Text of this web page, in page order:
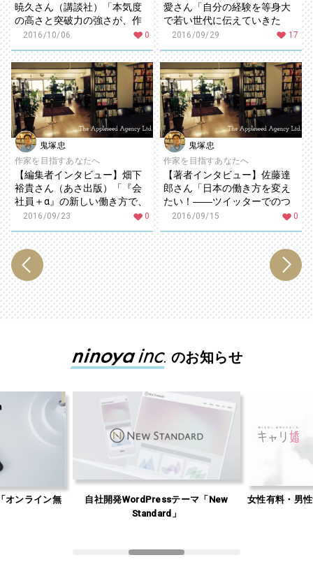
2016/10/06
暁久さん（講談社）「本気度
の高さと突破力の強さが、作
者の最大の魅力！」
0 2016/09/29
愛さん「自分の経験を等身大
で若い世代に伝えていきた
い」
17
鬼塚忠
2016/09/23
作家を目指すあなたへ
【編集者インタビュー】畑下
裕貴さん（あさ出版）「『会
社員＋α』の新しい働き方で、
やりがいや年収の悩みを解
決！」
0
鬼塚忠
2016/09/15
作家を目指すあなたへ
【著者インタビュー】佐藤達
郎さん「日本の働き方を変え
たい！――ツイッターでのつ
ぶやきが書籍化に繋がった」0
のお知らせ
オンライン無
自社開発WordPressテーマ「New
Standard」
女性有料・男